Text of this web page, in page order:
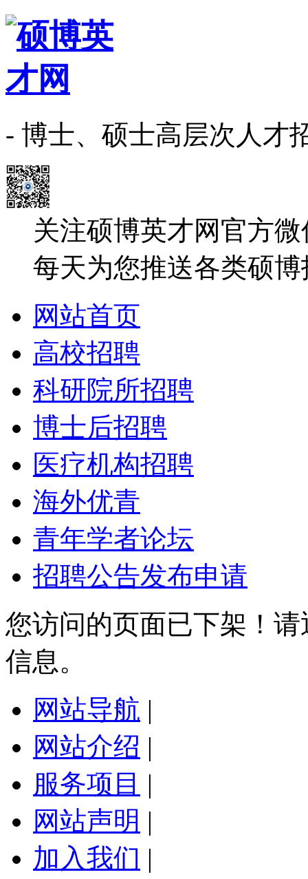
- 博士、硕士高层次人才
关注硕博英才网官方
每天为您推送各类硕
网站首页
高校招聘
科研院所招聘
博士后招聘
医疗机构招聘
海外优青
青年学者论坛
招聘公告发布申请
您访问的页面已下架！请
信息。
网站导航 |
网站介绍 |
服务项目 |
网站声明 |
加入我们 |